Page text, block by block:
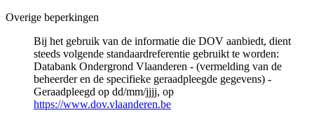
Overige beperkingen
Bij het gebruik van de informatie die DOV aanbiedt, dient
steeds volgende standaardreferentie gebruikt te worden:
Databank Ondergrond Vlaanderen - (vermelding van de
beheerder en de specifieke geraadpleegde gegevens) -
Geraadpleegd op dd/mm/jjjj, op
https://www.dov.vlaanderen.be